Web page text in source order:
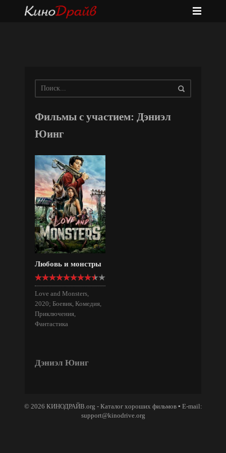
Фильмы с участием: Дэниэл
Юинг
Любовь и монстры
Love and Monsters,
2020; Боевик, Комедия,
Приключения,
Фантастика
Дэниэл Юинг
© 2026 КИНОДРАЙВ.org - Каталог хороших фильмов ▪ E-mail:
support@kinodrive.org